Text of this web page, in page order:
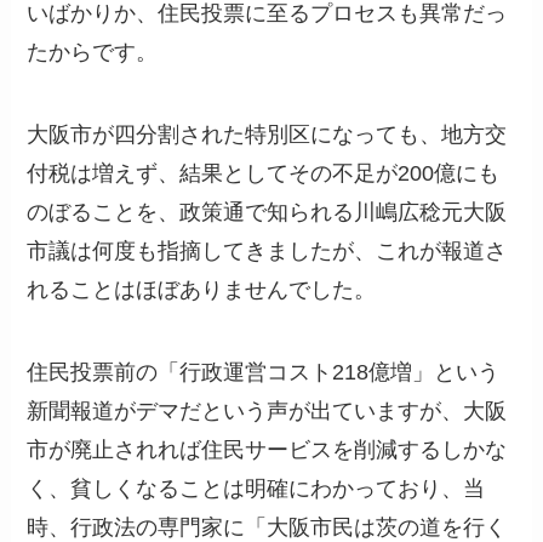
いばかりか、住民投票に至るプロセスも異常だっ
たからです。
大阪市が四分割された特別区になっても、地方交
付税は増えず、結果としてその不足が200億にも
のぼることを、政策通で知られる川嶋広稔元大阪
市議は何度も指摘してきましたが、これが報道さ
れることはほぼありませんでした。
住民投票前の「行政運営コスト218億増」という
新聞報道がデマだという声が出ていますが、大阪
市が廃止されれば住民サービスを削減するしかな
く、貧しくなることは明確にわかっており、当
時、行政法の専門家に「大阪市民は茨の道を行く